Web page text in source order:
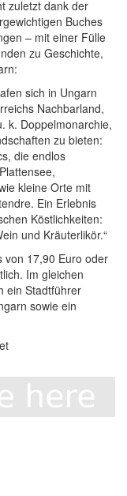
zuletzt dank der
Buches
– mit einer Fülle
zu Geschichte,
sich in Ungarn
Nachbarland,
k. Doppelmonarchie,
zu bieten:
die endlos
kleine Orte mit
Ein Erlebnis
Köstlichkeiten:
und Kräuterlikör.“
von 17,90 Euro oder
Im gleichen
ein Stadtführer
sowie ein